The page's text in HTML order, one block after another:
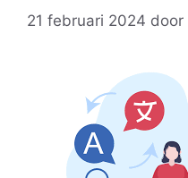
21 februari 2024 door